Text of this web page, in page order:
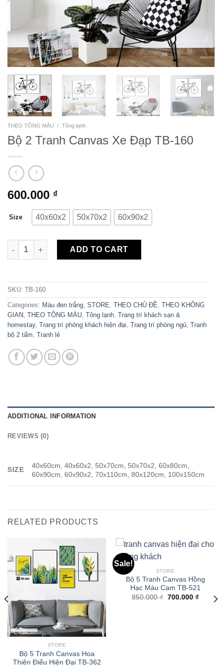
THEO TÔNG MÀU / Tông lạnh
Bộ 2 Tranh Canvas Xe Đạp TB-160
600.000 ₫
Size 40x60x2 50x70x2 60x90x2
Bộ 2 Tranh Canvas Xe Đạp TB-160 quantity
ADD TO CART
SKU: TB-160
Categories: Màu đen trắng, STORE, THEO CHỦ ĐỀ, THEO KHÔNG
GIAN, THEO TÔNG MÀU, Tông lạnh, Trang trí khách sạn &
homestay, Trang trí phòng khách hiện đại, Trang trí phòng ngủ, Tranh
bộ 2 tấm, Tranh lẻ
ADDITIONAL INFORMATION
REVIEWS (0)
SIZE
40x60cm, 40x60x2, 50x70cm, 50x70x2, 60x80cm,
60x90cm, 60x90x2, 70x110cm, 80x120cm, 100x150cm
RELATED PRODUCTS
STORE
Bộ 5 Tranh Canvas Hoa
Thiên Điểu Hiện Đại TB-362
Sale!
STORE
Bộ 5 Tranh Canvas Hồng
Hạc Màu Cam TB-521
850.000₫ 700.000 ₫